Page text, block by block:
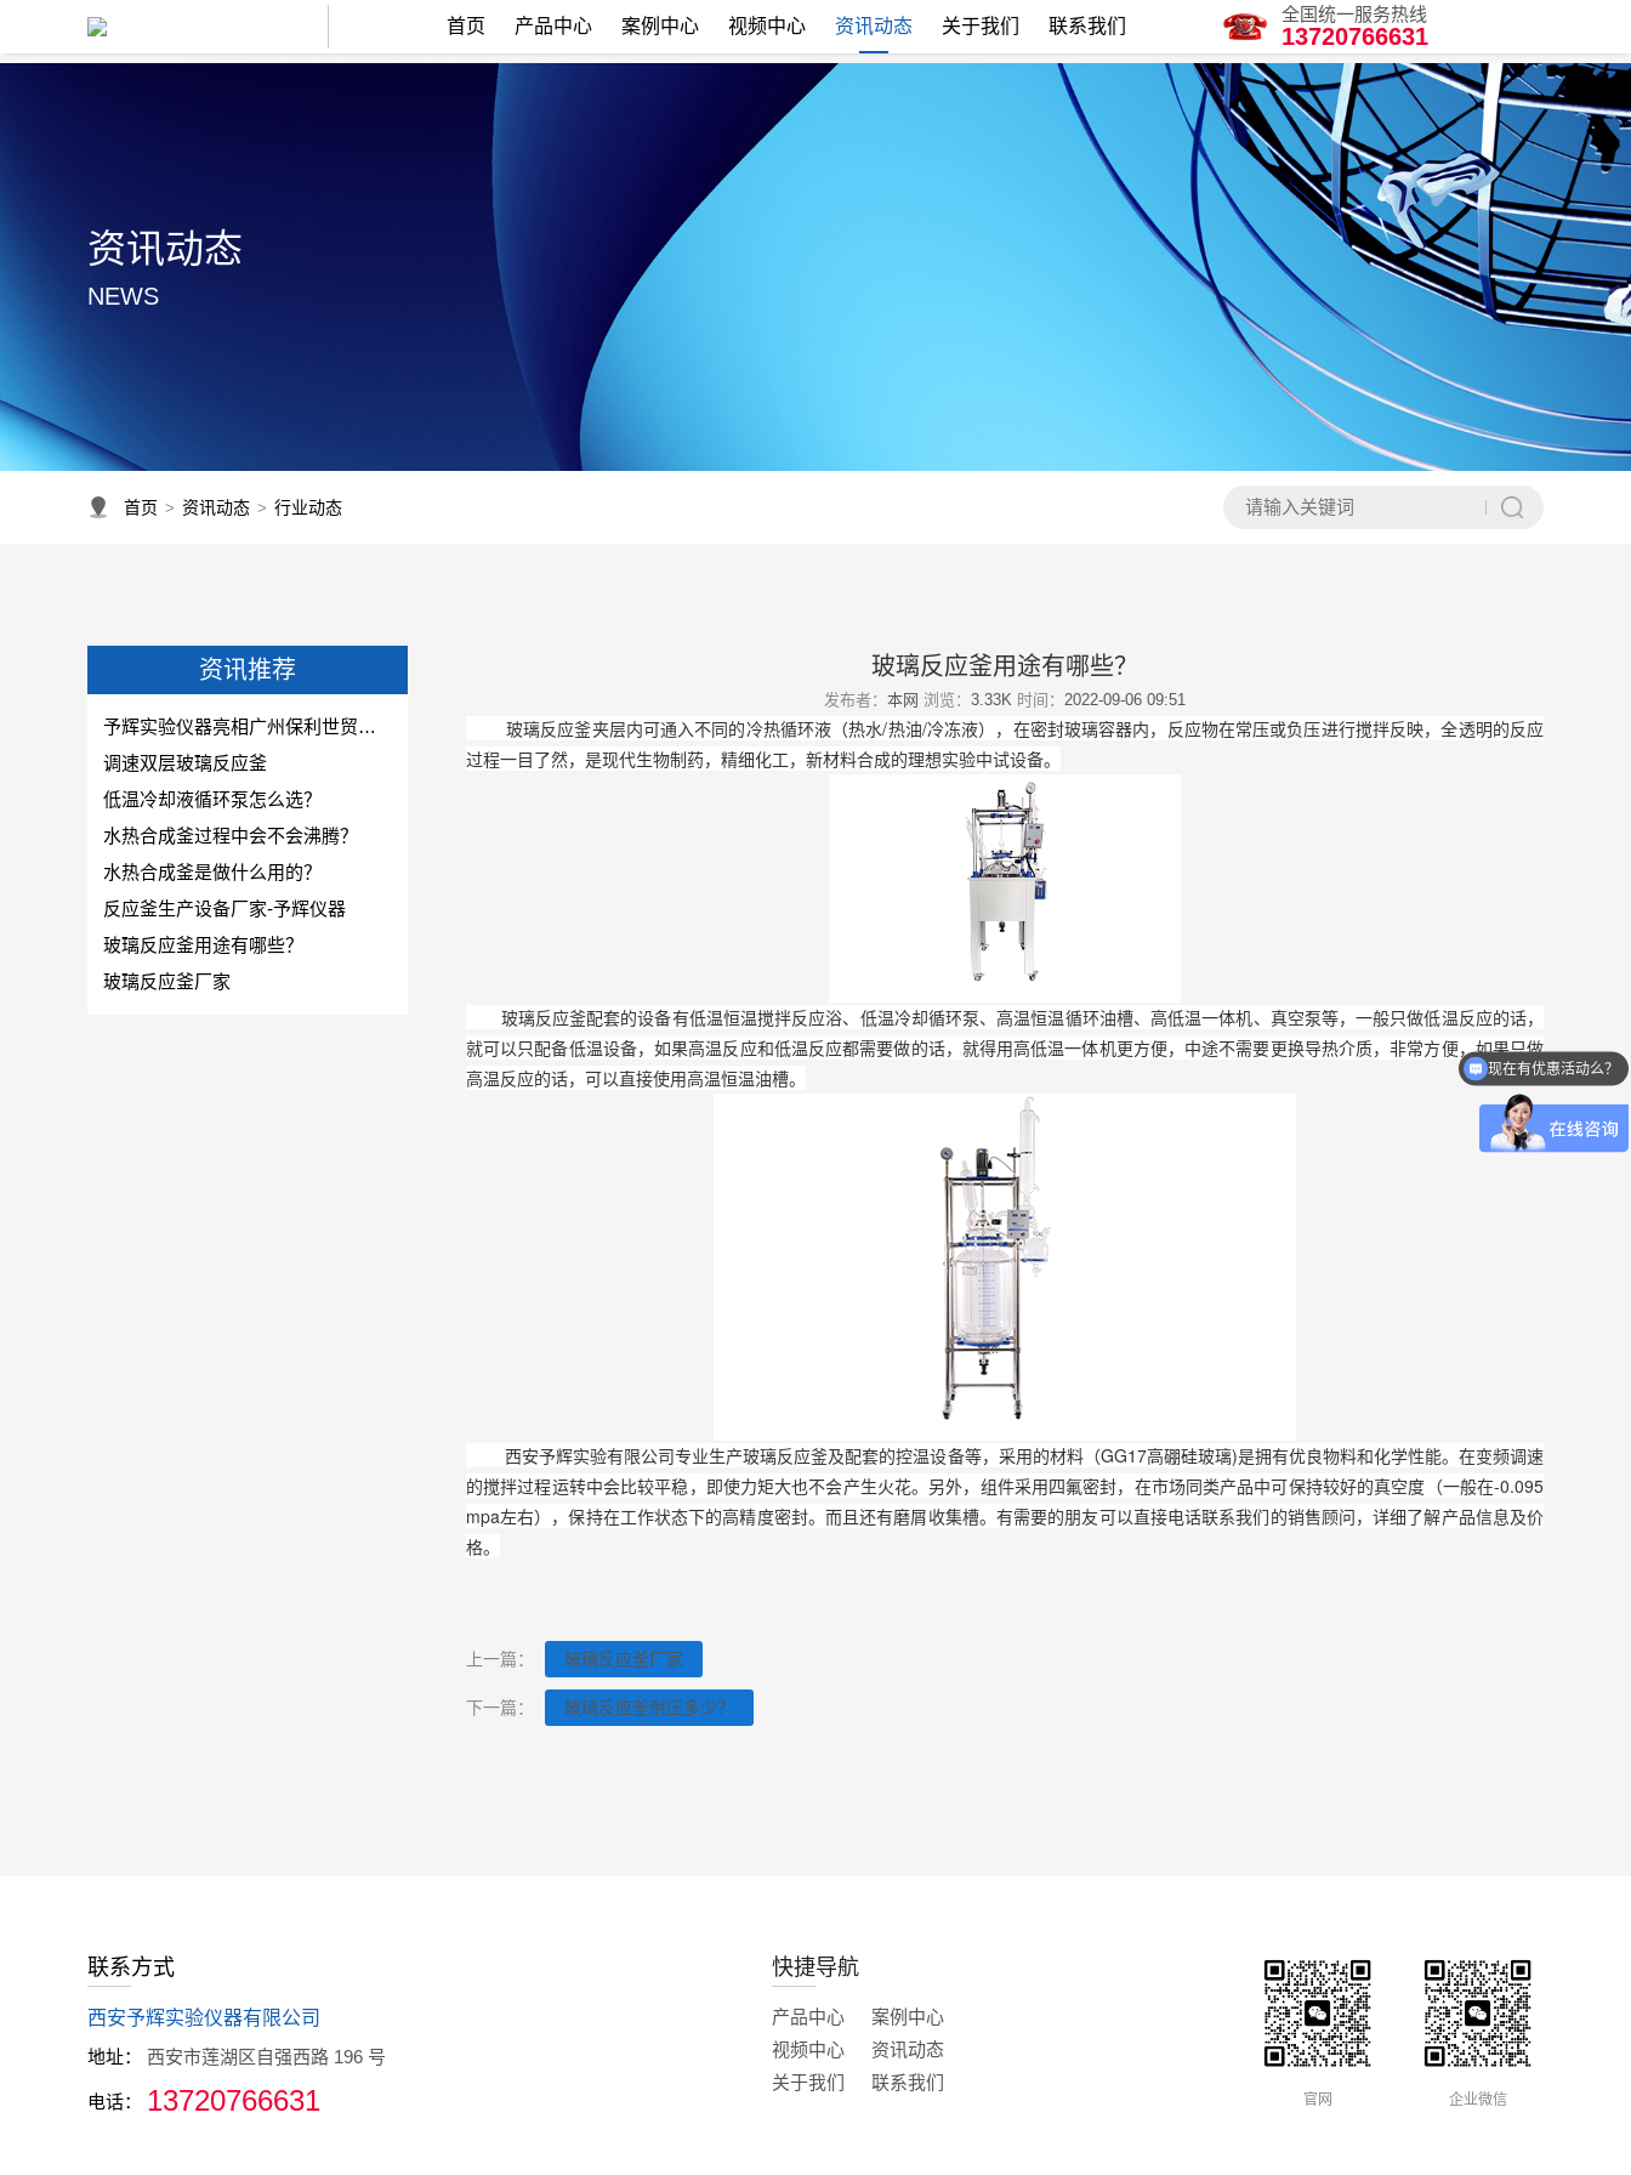
首页 产品中心 案例中心 视频中心 资讯动态 关于我们 联系我们
全国统一服务热线
13720766631
资讯动态
NEWS
首页 > 资讯动态 > 行业动态
资讯推荐
予辉实验仪器亮相广州保利世贸博览馆-CPHI & PMEC China主题巡展华南站!
调速双层玻璃反应釜
低温冷却液循环泵怎么选？
水热合成釜过程中会不会沸腾？
水热合成釜是做什么用的？
反应釜生产设备厂家-予辉仪器
玻璃反应釜用途有哪些？
玻璃反应釜厂家
玻璃反应釜用途有哪些？
发布者： 本网 浏览： 3.33K 时间： 2022-09-06 09:51
玻璃反应釜夹层内可通入不同的冷热循环液（热水/热油/冷冻液），在密封玻璃容器内，反应物在常压或负压进行搅拌反映，全透明的反应
过程一目了然，是现代生物制药，精细化工，新材料合成的理想实验中试设备。
玻璃反应釜配套的设备有低温恒温搅拌反应浴、低温冷却循环泵、高温恒温循环油槽、高低温一体机、真空泵等，一般只做低温反应的话，
就可以只配备低温设备，如果高温反应和低温反应都需要做的话，就得用高低温一体机更方便，中途不需要更换导热介质，非常方便，如果只做
高温反应的话，可以直接使用高温恒温油槽。
西安予辉实验有限公司专业生产玻璃反应釜及配套的控温设备等， 采用的材料（GG17高硼硅玻璃)是拥有优良物料和化学性能。在变频调速
的搅拌过程运转中会比较平稳，即使力矩大也不会产生火花。 另外，组件采用四氟密封，在市场同类产品中可保持较好的真空度（一般在-0.095
mpa左右），保持在工作状态下的高精度密封。而且还有磨屑收集槽。有需要的朋友可以直接电话联系我们的销售顾问，详细了解产品信息及价
格。
上一篇： 玻璃反应釜厂家
下一篇： 玻璃反应釜耐压多少？
联系方式
西安予辉实验仪器有限公司
地址：
西安市莲湖区自强西路 196 号
电话： 13720766631
快捷导航
产品中心
案例中心
视频中心
资讯动态
关于我们
联系我们
官网 企业微信
可以介绍下你们的产品么？
现在有优惠活动么？